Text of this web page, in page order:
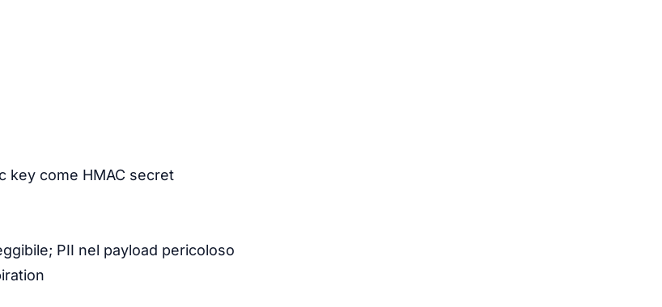
key come HMAC secret
PII nel payload pericoloso